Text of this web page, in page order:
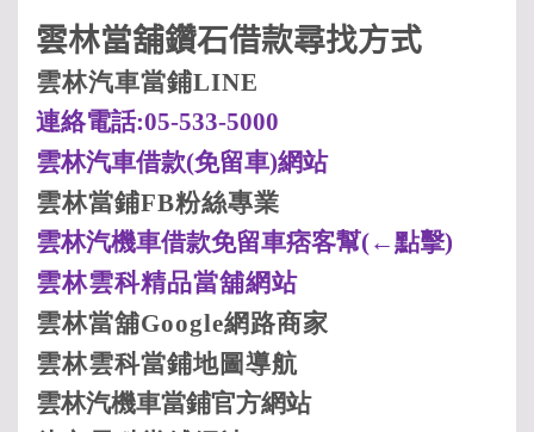
雲林當舖鑽石借款尋找方式
雲林汽車當鋪LINE
連絡電話:05-533-5000
雲林汽車借款(免留車)網站
雲林當鋪FB粉絲專業
雲林汽機車借款免留車痞客幫(←點擊)
雲林雲科精品當舖網站
雲林當舖Google網路商家
雲林雲科當鋪地圖導航
雲林汽機車當鋪官方網站